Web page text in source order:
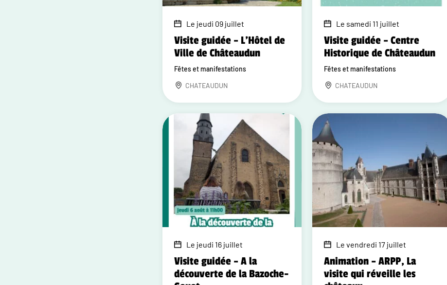
Le jeudi 09 juillet
Visite guidée – L'Hôtel de
Ville de Châteaudun
Fêtes et manifestations
CHATEAUDUN
Le samedi 11 juillet
Visite guidée – Centre
Historique de Châteaudun
Fêtes et manifestations
CHATEAUDUN
Le jeudi 16 juillet
Visite guidée – A la
découverte de la Bazoche-
Le vendredi 17 juillet
Animation – ARPP, La
visite qui réveille les